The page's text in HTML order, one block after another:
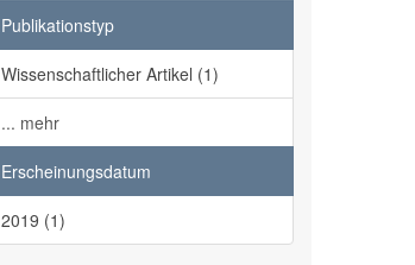
Publikationstyp
Wissenschaftlicher Artikel (1)
... mehr
Erscheinungsdatum
2019 (1)